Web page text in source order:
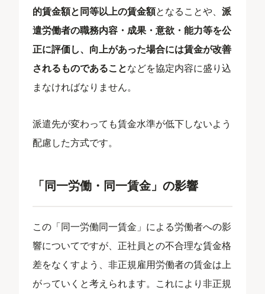
的賃金額と同等以上の賃金額となることや、派
遣労働者の職務内容・成果・意欲・能力等を公
正に評価し、向上があった場合には賃金が改善
されるものであることなどを協定内容に盛り込
まなければなりません。
派遣先が変わっても賃金水準が低下しないよう
配慮した方式です。
「同一労働・同一賃金」の影響
この「同一労働同一賃金」による労働者への影
響についてですが、正社員との不合理な賃金格
差をなくすよう、非正規雇用労働者の賃金は上
がっていくと考えられます。これにより非正規